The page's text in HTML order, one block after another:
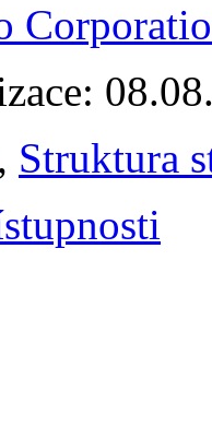
, Struktura